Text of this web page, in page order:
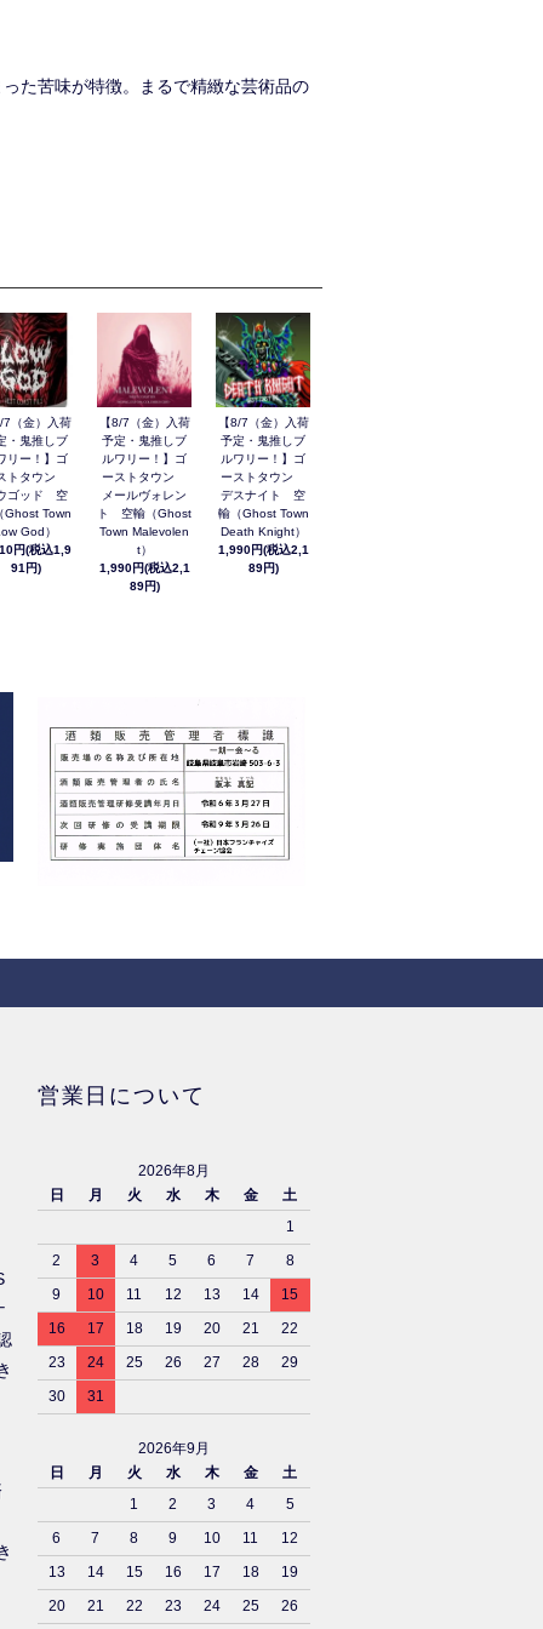
た苦味が特徴。まるで精緻な芸術品の
7（金）入荷
・鬼推しブ
リー！】ゴ
トタウン
ゴッド 空
Ghost Town
God）
円(税込1,9
91円)
【8/7（金）入荷
予定・鬼推しブ
ルワリー！】ゴ
ーストタウン
メールヴォレン
ト 空輸（Ghost
Town Malevolen
t）
1,990円(税込2,1
89円)
【8/7（金）入荷
予定・鬼推しブ
ルワリー！】ゴ
ーストタウン
デスナイト 空
輸（Ghost Town
Death Knight）
1,990円(税込2,1
89円)
営業日について
2026年8月
日
月 火 水 木 金
土
1
2
3 4 5 6 7
8
9
10 11 12 13 14
15
16
17 18 19 20 21
22
23
24 25 26 27 28
29
30
31
2026年9月
日
月 火 水 木 金
土
1
2 3 4
5
6
7 8 9 10 11
12
13
14 15 16 17 18
19
20
21 22 23 24 25 26